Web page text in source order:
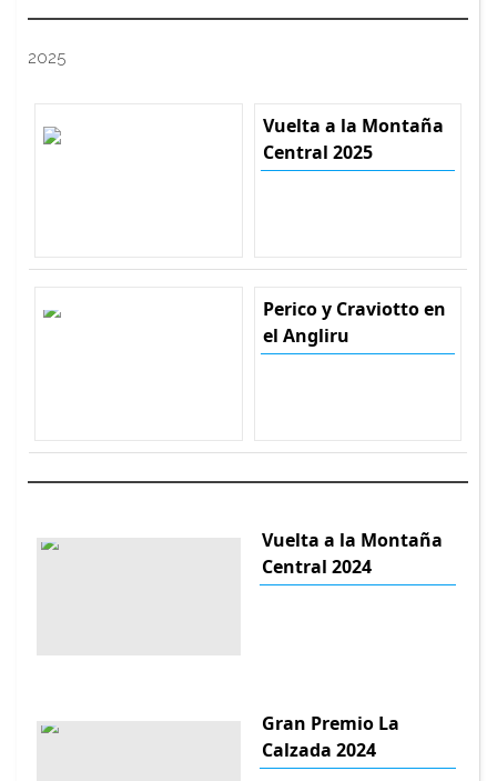
2025
Vuelta a la Montaña
Central 2025
Perico y Craviotto en
el Angliru
Vuelta a la Montaña
Central 2024
Gran Premio La
Calzada 2024